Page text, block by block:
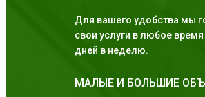
Для вашего удобства мы
свои услуги в любое время
дней в неделю.
МАЛЫЕ И БОЛЬШИЕ